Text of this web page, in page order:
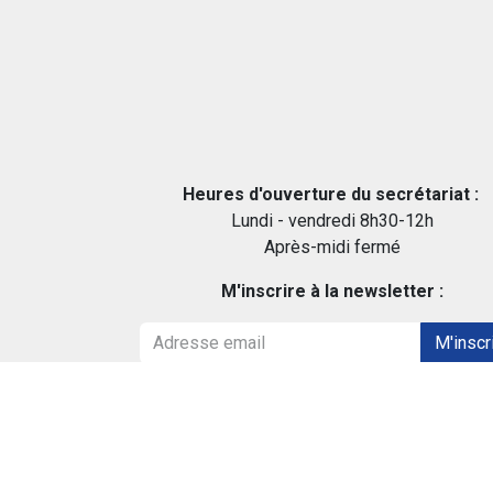
Heures d'ouverture du secrétariat :
Lundi - vendredi 8h30-12h
Après-midi fermé
M'inscrire à la newsletter :